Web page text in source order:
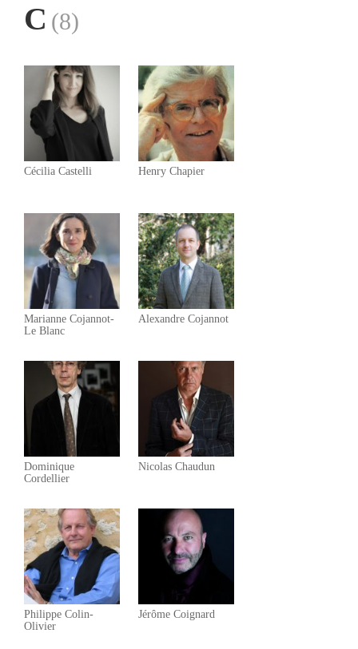
C (8)
Cécilia Castelli Henry Chapier
Marianne Cojannot-
Le Blanc
Alexandre Cojannot
Dominique
Cordellier
Nicolas Chaudun
Philippe Colin-
Olivier
Jérôme Coignard